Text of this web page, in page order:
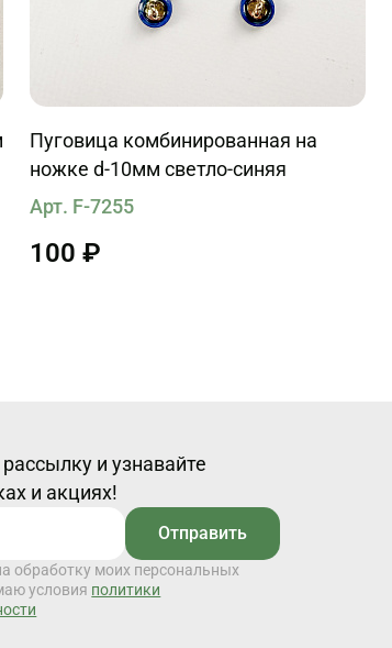
Пуговица комбинированная на
ножке d-10мм светло-синяя
Арт. F-7255
100 ₽
и узнавайте
и акциях!
Отправить
обработку моих персональных
условия политики